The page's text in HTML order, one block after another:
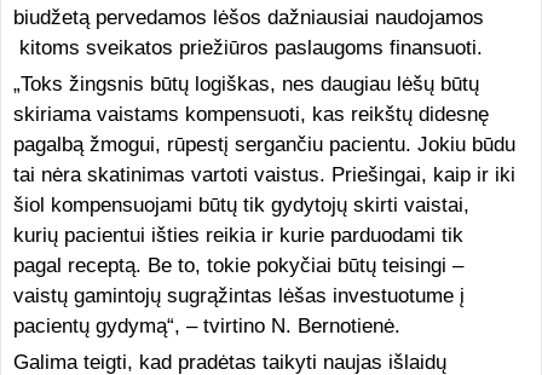
biudžetą pervedamos lėšos dažniausiai naudojamos
kitoms sveikatos priežiūros paslaugoms finansuoti.
„Toks žingsnis būtų logiškas, nes daugiau lėšų būtų
skiriama vaistams kompensuoti, kas reikštų didesnę
pagalbą žmogui, rūpestį sergančiu pacientu. Jokiu būdu
tai nėra skatinimas vartoti vaistus. Priešingai, kaip ir iki
šiol kompensuojami būtų tik gydytojų skirti vaistai,
kurių pacientui išties reikia ir kurie parduodami tik
pagal receptą. Be to, tokie pokyčiai būtų teisingi –
vaistų gamintojų sugrąžintas lėšas investuotume į
pacientų gydymą“, – tvirtino N. Bernotienė.
Galima teigti, kad pradėtas taikyti naujas išlaidų